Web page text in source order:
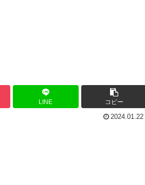
LINE コピー
2024.01.22